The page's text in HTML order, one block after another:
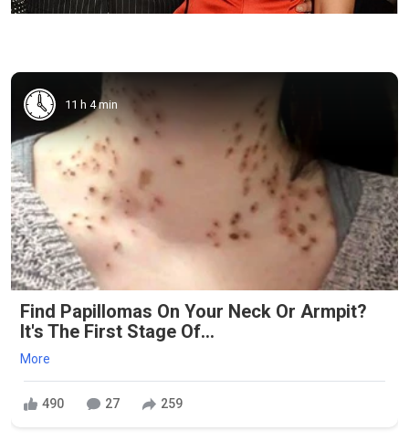
11 h 4 min
Find Papillomas On Your Neck Or Armpit?
It's The First Stage Of...
More
490 27 259